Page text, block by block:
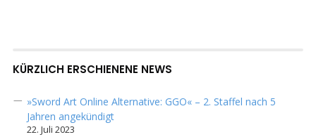
KÜRZLICH ERSCHIENENE NEWS
»Sword Art Online Alternative: GGO« – 2. Staffel nach 5
Jahren angekündigt
22. Juli 2023